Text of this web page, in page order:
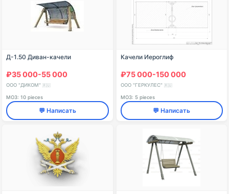
Д-1.50 Диван-качели
₽35 000-55 000
ООО "ДИКОМ" 🇷🇺
МОЗ: 10 pieces
💬 Написать
Качели Иероглиф
₽75 000-150 000
ООО "ГЕРКУЛЕС" 🇷🇺
МОЗ: 5 pieces
💬 Написать